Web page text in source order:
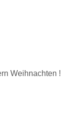
Weihnachten !